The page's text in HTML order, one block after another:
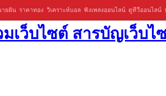
ยฝัน ราคาทอง วิเคราะห์บอล ฟังเพลงออนไลน์ ดูทีวีออนไลน์
เว็บไซต์ สารบัญเว็บ